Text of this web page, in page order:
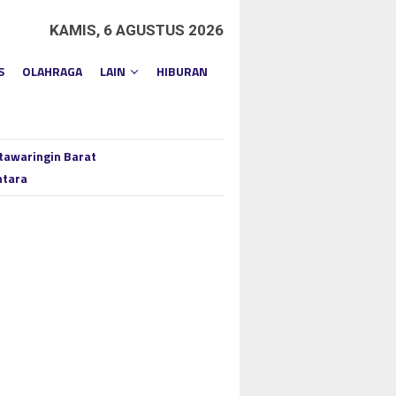
KAMIS, 6 AGUSTUS 2026
OLAHRAGA LAIN HIBURAN
Barat